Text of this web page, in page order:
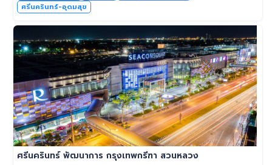
ศรีนครินทร์-อุดมสุข
ศรีนครินทร์ พัฒนาการ กรุงเทพกรีฑา สวนหลวง